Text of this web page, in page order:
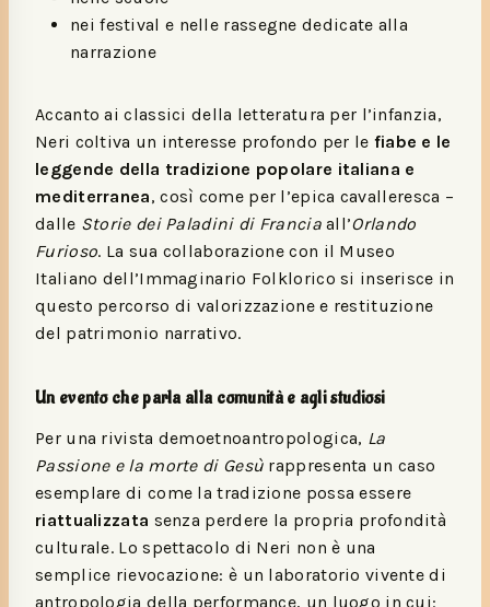
nei festival e nelle rassegne dedicate alla
narrazione
Accanto ai classici della letteratura per l’infanzia,
Neri coltiva un interesse profondo per le fiabe e le
leggende della tradizione popolare italiana e
mediterranea, così come per l’epica cavalleresca –
dalle Storie dei Paladini di Franciaall’Orlando
Furioso. La sua collaborazione con il Museo
Italiano dell’Immaginario Folklorico si inserisce in
questo percorso di valorizzazione e restituzione
del patrimonio narrativo.
Un evento che parla alla comunità e agli studiosi
Per una rivista demoetnoantropologica, La
Passione e la morte di Gesù rappresenta un caso
esemplare di come la tradizione possa essere
riattualizzata senza perdere la propria profondità
culturale. Lo spettacolo di Neri non è una
semplice rievocazione: è un laboratorio vivente di
antropologia della performance, un luogo in cui: